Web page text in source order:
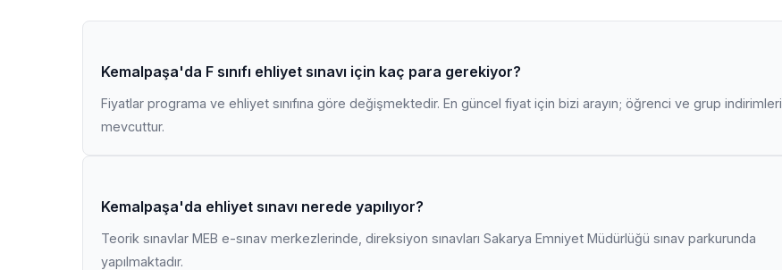
Kemalpaşa'da F sınıfı ehliyet sınavı için kaç para gerekiyor?
Fiyatlar programa ve ehliyet sınıfına göre değişmektedir. En güncel fiyat için bizi arayın; öğrenci ve grup indirimleri
mevcuttur.
Kemalpaşa'da ehliyet sınavı nerede yapılıyor?
Teorik sınavlar MEB e-sınav merkezlerinde, direksiyon sınavları Sakarya Emniyet Müdürlüğü sınav parkurunda
yapılmaktadır.